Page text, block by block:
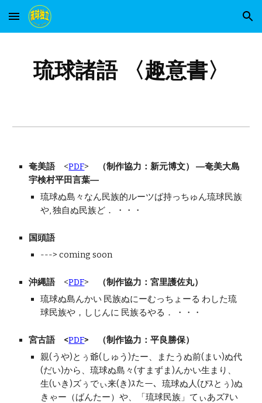
Skip to main content Skip to navigation
琉球諸語 〈趣意書〉
奄美語 <PDF>
（制作協力：新元博文） ―奄美大島
宇検村平田言葉―
琉球ぬ島々なん民族的ルーツば持っちゅん琉球民族
や, 独自ぬ民族ど． ・・・
国頭語
---> coming soon
沖縄語 <PDF>
（制作協力：宮里護佐丸）
琉球ぬ島んかい 民族ぬにーむっちょーる わした琉
球民族や，しじんに 民族るやる． ・・・
宮古語 <PDF>
（制作協力：平良勝保）
親(うや)とぅ爺(しゅう)たー、またうぬ前(まい)ぬ代
(だい)から、琉球ぬ島々(すまずま)んかい生まり、
生(いき)ズぅでぃ来(き)ｽたー、琉球ぬ人(ぴｽとぅ)ぬ
きゃー（ばんたー）や、「琉球民族」てぃあズｱい